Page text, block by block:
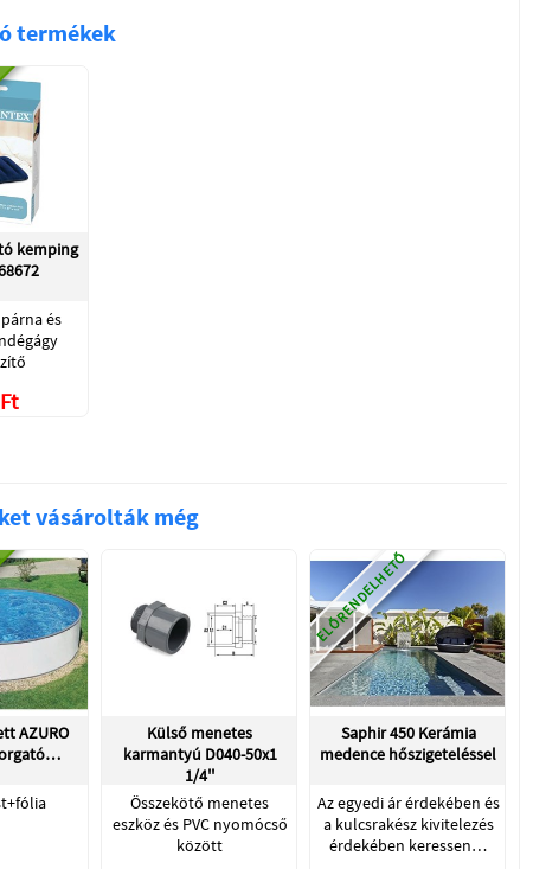
termékek
kemping
és
vásárolták még
AZURO
Külső menetes
karmantyú D040-50x1
1/4''
Összekötő menetes
eszköz és PVC nyomócső
között
ELŐRENDELHETŐ
Saphir 450 Kerámia
medence hőszigeteléssel
Az egyedi ár érdekében és
a kulcsrakész kivitelezés
érdekében keressen…